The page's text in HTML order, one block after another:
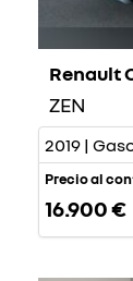
Renault
ZEN
2019 |
Precio al
16.900 €